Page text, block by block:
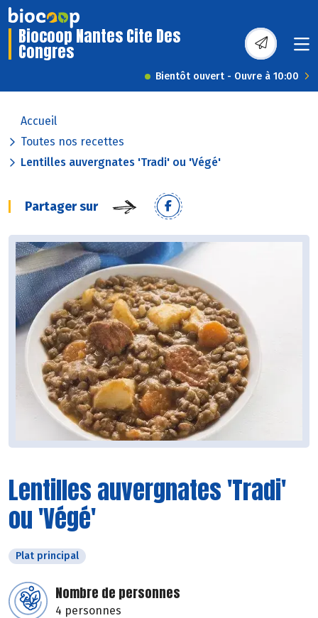
Biocoop Nantes Cite Des
Congres
Bientôt ouvert - Ouvre à 10:00
Accueil
Toutes nos recettes
Lentilles auvergnates 'Tradi' ou 'Végé'
Partager sur
Lentilles auvergnates 'Tradi'
ou 'Végé'
Plat principal
Nombre de personnes
4 personnes